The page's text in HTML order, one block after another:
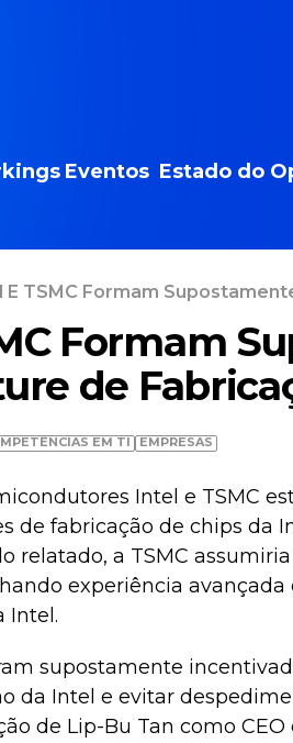
Eventos Estado do
E TSMC Formam
Formam
de
EM TI EMPRESAS
Intel e TSMC
de fabricação de chips da
relatado, a TSMC
experiência
Intel.
supostamente
da Intel e evitar
de Lip-Bu Tan como